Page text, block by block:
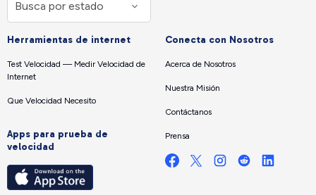
Herramientas de internet
Test Velocidad — Medir Velocidad de
Internet
Que Velocidad Necesito
Apps para prueba de
velocidad
Conecta con Nosotros
Acerca de Nosotros
Nuestra Misión
Contáctanos
Prensa